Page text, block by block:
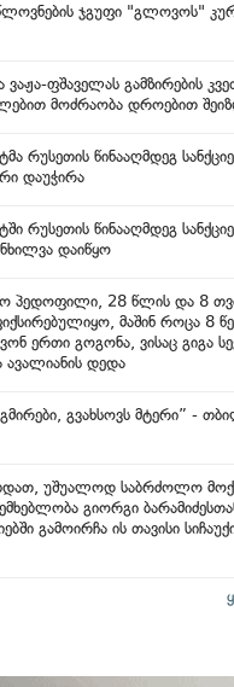
ჯგუფი "გლოვოს"
ვაჟა-ფშაველას გამზირების
მოძრაობა დროებით
რუსეთის წინააღმდეგ
დაუჭირა
რუსეთის წინააღმდეგ
დაიწყო
პედოფილი, 28 წლის და 8
მაშინ როცა 8
ერთი გოგონა, ვისაც გიგა
ავალიანის დედა
გმირები, გვახსოვს მტერი” -
უშუალოდ საბრძოლო
გიორგი
გამოირჩა ის თავისი